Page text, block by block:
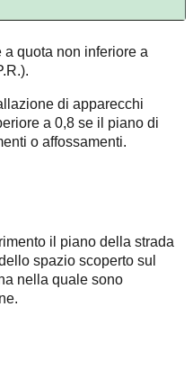
quota non inferiore a
di apparecchi
a 0,8 se il piano di
o affossamenti.
il piano della strada
spazio scoperto sul
nella quale sono